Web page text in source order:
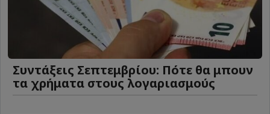
Συντάξεις Σεπτεμβρίου: Πότε θα μπουν
τα χρήματα στους λογαριασμούς